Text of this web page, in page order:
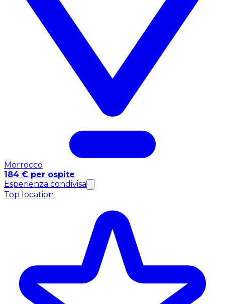
Morrocco
184 € per ospite
Esperienza condivisa
Top location